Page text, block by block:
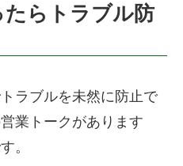
らトラブル防
ラブルを未然に防止で
業トークがあります
。